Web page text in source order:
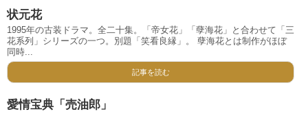
状元花
1995年の古装ドラマ。全二十集。「帝女花」「孽海花」と合わせて「三
花系列」シリーズの一つ。別題「笑看良縁」。 孽海花とは制作がほぼ
同時...
記事を読む
愛情宝典「売油郎」